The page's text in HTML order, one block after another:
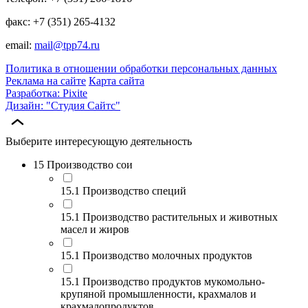
факс: +7 (351) 265-4132
email: mail@tpp74.ru
Политика в отношении обработки персональных данных
Реклама на сайте Карта сайта
Разработка: Pixite
Дизайн: "Студия Сайтс"
Выберите интересующую деятельность
15 Производство сои
15.1 Производство специй
15.1 Производство растительных и животных
масел и жиров
15.1 Производство молочных продуктов
15.1 Производство продуктов мукомольно-
крупяной промышленности, крахмалов и